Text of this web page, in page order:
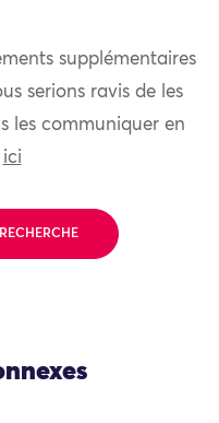
supplémentaires
serions ravis de les
les communiquer en
ici